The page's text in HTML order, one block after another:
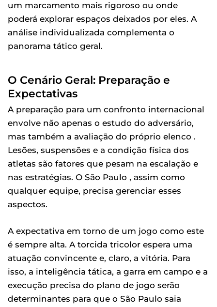
um marcamento mais rigoroso ou onde
poderá explorar espaços deixados por eles. A
análise individualizada complementa o
panorama tático geral.
O Cenário Geral: Preparação e
Expectativas
A preparação para um confronto internacional
envolve não apenas o estudo do adversário,
mas também a avaliação do próprio elenco .
Lesões, suspensões e a condição física dos
atletas são fatores que pesam na escalação e
nas estratégias. O São Paulo , assim como
qualquer equipe, precisa gerenciar esses
aspectos.
A expectativa em torno de um jogo como este
é sempre alta. A torcida tricolor espera uma
atuação convincente e, claro, a vitória. Para
isso, a inteligência tática, a garra em campo e a
execução precisa do plano de jogo serão
determinantes para que o São Paulo saia